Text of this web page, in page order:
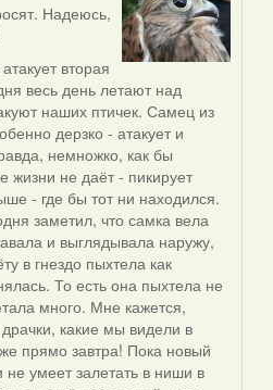
Надеюсь,
вторая
весь день летают над
наших птичек. Самец из
дерзко - атакует и
немножко, как бы
не даёт - пикирует
- где бы тот ни находился.
заметил, что самка вела
и выглядывала наружу,
в гнездо пыхтела как
То есть она пыхтела не
много. Мне кажется,
какие мы видели в
прямо завтра! Пока новый
умеет залетать в ниши в